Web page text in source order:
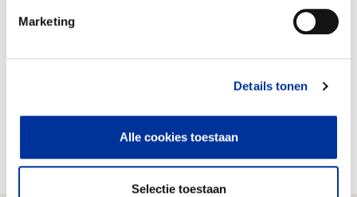
Marketing
Details tonen
Alle cookies toestaan
Selectie toestaan
96%
Voorlichting en bewustwording
4%
Verstrekken van beurzen aan kinderen in
plaatse dat de middelen ontvangt en verdeelt
Fondsenwerving
Actieve houding richting onze sponsors